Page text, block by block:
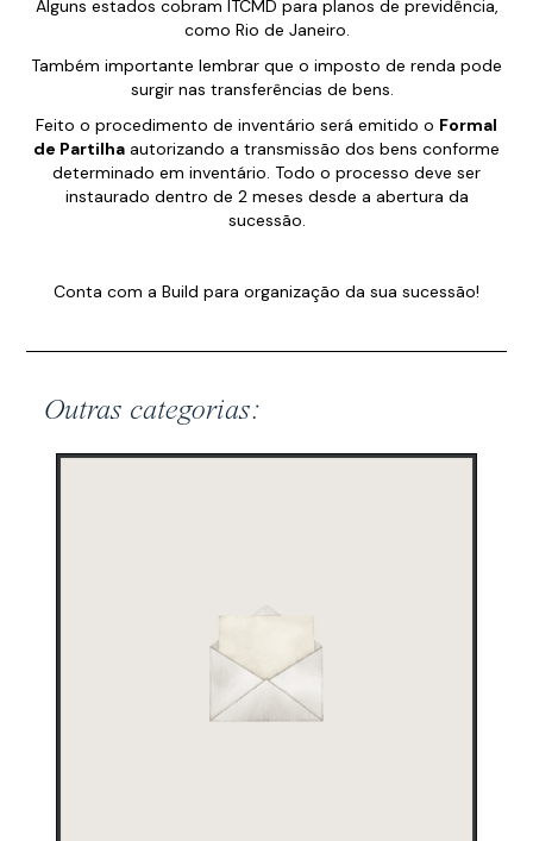
Alguns estados cobram ITCMD para planos de previdência,
como Rio de Janeiro.
Também importante lembrar que o imposto de renda pode
surgir nas transferências de bens.
Feito o procedimento de inventário será emitido o Formal
de Partilha autorizando a transmissão dos bens conforme
determinado em inventário. Todo o processo deve ser
instaurado dentro de 2 meses desde a abertura da
sucessão.
Conta com a Build para organização da sua sucessão!
Outras categorias: